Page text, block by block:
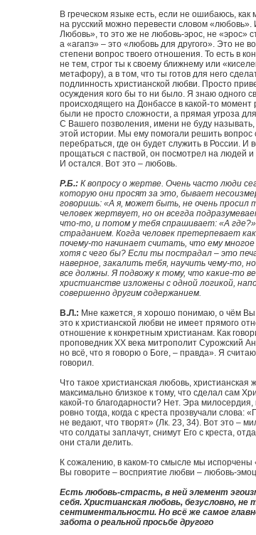
В греческом языке есть, если не ошибаюсь,
на русский можно перевести словом «любовь».
Любовь», то это же не любовь-эрос, не «эрос»
а «агапэ» – это «любовь для другого». Это не
степени вопрос твоего отношения. То есть в
не тем, строг ты к своему ближнему или
метафору), а в том, что ты готов для него
подлинность христианской любви. Просто
осуждения кого бы то ни было. Я знаю одного
происходящего на Донбассе в какой-то момент
были не просто сложности, а прямая угроза
С Вашего позволения, имени не буду называть,
этой истории. Мы ему помогали решить вопрос
перебраться, где он будет служить в России. И
прощаться с паствой, он посмотрел на людей
И остался. Вот это – любовь.
Р.Б.: К вопросу о жертве. Очень часто люди
которую они просят за это, бывает
говоришь: «А я, может быть, не очень просил
человек жертвует, но он всегда
что-то, и потом у тебя спрашивает: «А где?»
страданием. Когда человек претерпевает
почему-то начинает считать, что ему многое
хотя с чего бы? Если ты пострадал – это
наверное, закалить тебя, научить чему-то,
все должны. Я подвожу к тому, что какие-то
христианстве изложены с одной логикой,
совершенно другим содержанием.
В.Л.: Мне кажется, я хорошо понимаю, о чём Вы
это к христианской любви не имеет прямого
отношение к конкретным христианам. Как
проповедник XX века митрополит Сурожский
но всё, что я говорю о Боге, – правда». Я
говорил.
Что такое христианская любовь, христианская
максимально близкое к тому, что сделал сам
какой-то благодарности? Нет. Эра милосердия,
ровно тогда, когда с креста прозвучали слова:
не ведают, что творят» (Лк. 23, 34). Вот это –
что солдаты заплачут, снимут Его с креста,
они стали делить.
К сожалению, в каком-то смысле мы испорчены
Вы говорите – восприятие любви – любовь-
Есть любовь-страсть, в ней элемент
себя. Христианская любовь, безусловно, не
сентиментальности. Но всё же самое
забота о реальной просьбе другого